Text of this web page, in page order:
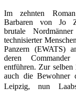
Im zehnten
Barbaren von Jo
brutale
technisierter
Panzern (EWATS)
deren
entführen. Zur selben
auch die Bewohner
Leipzig, nun